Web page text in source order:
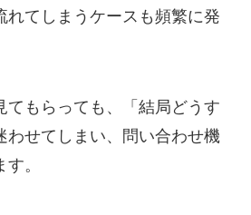
れてしまうケースも頻繁に発
てもらっても、「結局どうす
わせてしまい、問い合わせ機
。